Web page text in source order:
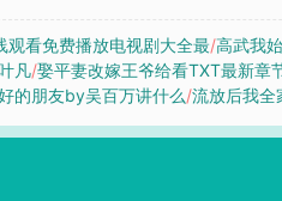
观看免费播放电视剧大全最/高武我
凡/娶平妻改嫁王爷给看TXT最新章
的朋友by吴百万讲什么/流放后我全